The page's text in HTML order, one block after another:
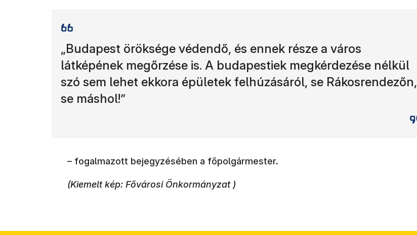
„Budapest öröksége védendő, és ennek része a város
látképének megőrzése is. A budapestiek megkérdezése nélkül
szó sem lehet ekkora épületek felhúzásáról, se Rákosrendezőn,
se máshol!”
– fogalmazott bejegyzésében a főpolgármester.
(Kiemelt kép: Fővárosi Önkormányzat )